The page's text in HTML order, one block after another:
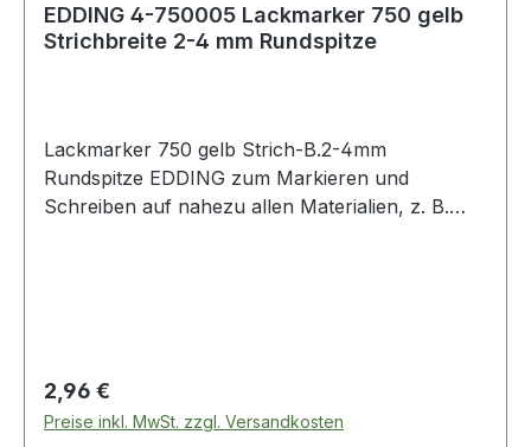
EDDING 4-750005 Lackmarker 750 gelb
Strichbreite 2-4 mm Rundspitze
Lackmarker 750 gelb Strich-B.2-4mm
Rundspitze EDDING zum Markieren und
Schreiben auf nahezu allen Materialien, z. B.
wasserfest, wetterfest · schnelltrocknend · hohe
Wischbeständigkeit · hohe Licht- und
Regulärer Preis:
2,96 €
Preise inkl. MwSt. zzgl. Versandkosten